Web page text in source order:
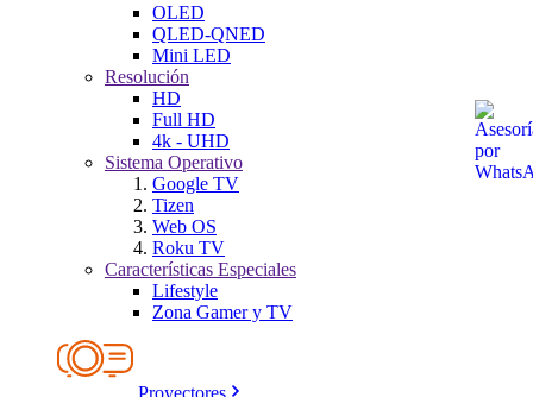
OLED
QLED-QNED
Mini LED
Resolución
HD
Full HD
4k - UHD
Sistema Operativo
Google TV
Tizen
Web OS
Roku TV
Características Especiales
Lifestyle
Zona Gamer y TV
Proyectores